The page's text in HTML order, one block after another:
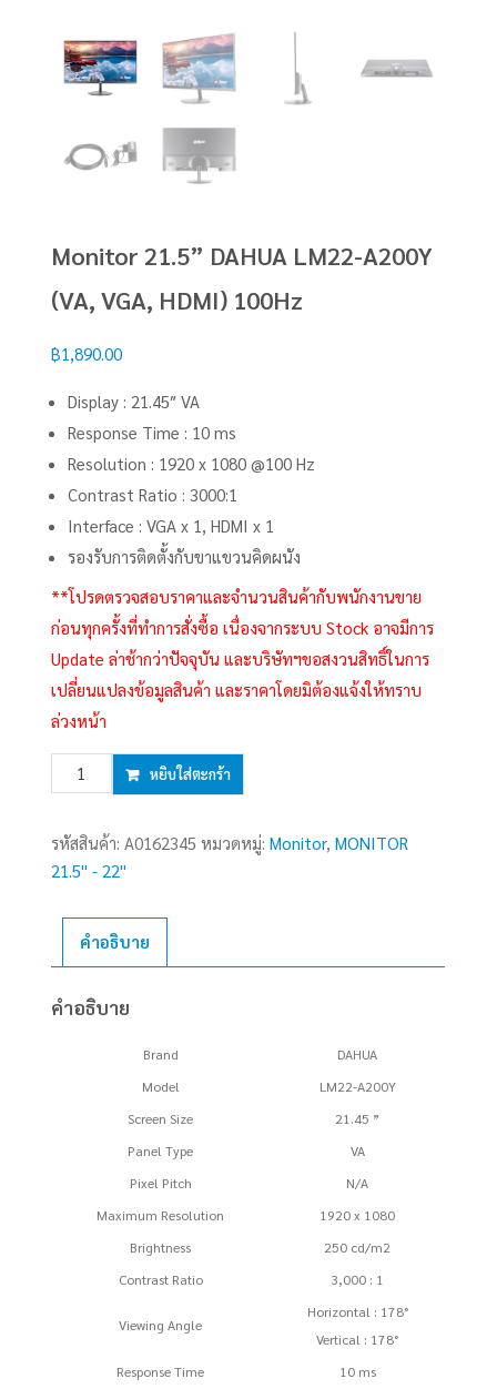
Monitor 21.5” DAHUA LM22-A200Y
(VA, VGA, HDMI) 100Hz
฿1,890.00
Display : 21.45″ VA
Response Time : 10 ms
Resolution : 1920 x 1080 @100 Hz
Contrast Ratio : 3000:1
Interface : VGA x 1, HDMI x 1
รองรับการติดตั้งกับขาแขวนคิดผนัง
**โปรดตรวจสอบราคาและจำนวนสินค้ากับพนักงานขาย
ก่อนทุกครั้งที่ทำการสั่งซื้อ เนื่องจากระบบ Stock อาจมีการ
Update ล่าช้ากว่าปัจจุบัน และบริษัทฯขอสงวนสิทธิ์ในการ
เปลี่ยนแปลงข้อมูลสินค้า และราคาโดยมิต้องแจ้งให้ทราบ
ล่วงหน้า
จำนวน
Monitor
DAHUA
LM22-
100Hz
หยิบใส่ตะกร้า
รหัสสินค้า: A0162345 หมวดหมู่:Monitor,MONITOR
21.5'' - 22''
คำอธิบาย
คำอธิบาย
Brand
DAHUA
Model
LM22-A200Y
Screen Size
21.45 ”
Panel Type
VA
Pixel Pitch
N/A
Maximum Resolution
1920 x 1080
Brightness
250 cd/m2
Contrast Ratio
3,000 : 1
Viewing Angle
Horizontal : 178°
Vertical : 178°
Response Time
10 ms